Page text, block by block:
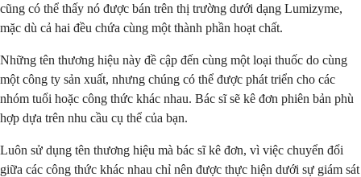
cũng có thể thấy nó được bán trên thị trường dưới dạng Lumizyme,
mặc dù cả hai đều chứa cùng một thành phần hoạt chất.
Những tên thương hiệu này đề cập đến cùng một loại thuốc do cùng
một công ty sản xuất, nhưng chúng có thể được phát triển cho các
nhóm tuổi hoặc công thức khác nhau. Bác sĩ sẽ kê đơn phiên bản phù
hợp dựa trên nhu cầu cụ thể của bạn.
Luôn sử dụng tên thương hiệu mà bác sĩ kê đơn, vì việc chuyển đổi
giữa các công thức khác nhau chỉ nên được thực hiện dưới sự giám sát